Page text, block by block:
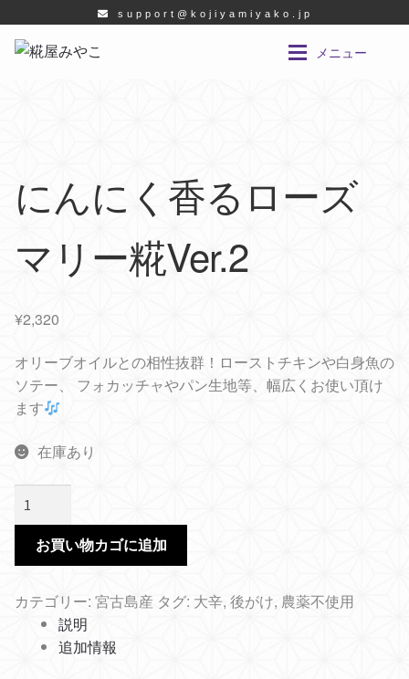
support@kojiyamiyako.jp
ナ
ン
へ
キ
コ
ス
キ
プ
メニュー
ショップ
ショップ
試食会のご案内
にんにく香るローズ
マリー糀Ver.2
¥2,320
オリーブオイルとの相性抜群！ローストチキンや白身魚の
ソテー、 フォカッチャやパン生地等、幅広くお使い頂け
ます
在庫あり
に
く
る
お買い物カゴに追加
カテゴリー: 宮古島産 タグ: 大辛, 後がけ, 農薬不使用
説明
追加情報